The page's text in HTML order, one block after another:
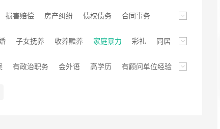
平谷区
损害赔偿 房产纠纷 债权债务 合同事务
行政类 金融保险 医疗纠纷 知识产权
子女抚养 收养赡养 家庭暴力 彩礼 同居
有政治职务 会外语 高学历 有顾问单位经验
经验